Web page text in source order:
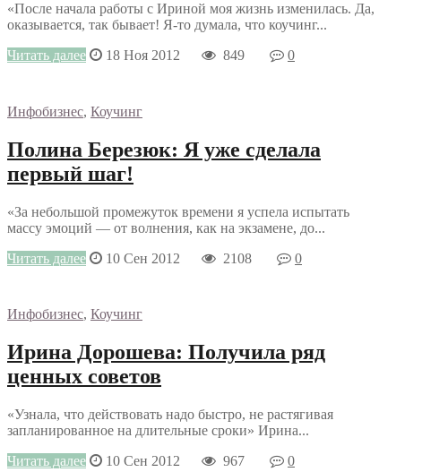
«После начала работы с Ириной моя жизнь изменилась. Да,
оказывается, так бывает! Я-то думала, что коучинг...
Читать далее
18 Ноя 2012 849 0
Инфобизнес, Коучинг
Полина Березюк: Я уже сделала
первый шаг!
«За небольшой промежуток времени я успела испытать
массу эмоций — от волнения, как на экзамене, до...
Читать далее
10 Сен 2012 2108 0
Инфобизнес, Коучинг
Ирина Дорошева: Получила ряд
ценных советов
«Узнала, что действовать надо быстро, не растягивая
запланированное на длительные сроки» Ирина...
Читать далее
10 Сен 2012 967 0